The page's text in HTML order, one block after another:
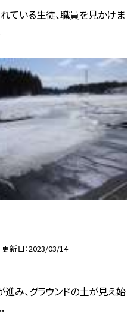
ている生徒、職員を見かけま
更新日 2023/03/14
み、グラウンドの土が見え始